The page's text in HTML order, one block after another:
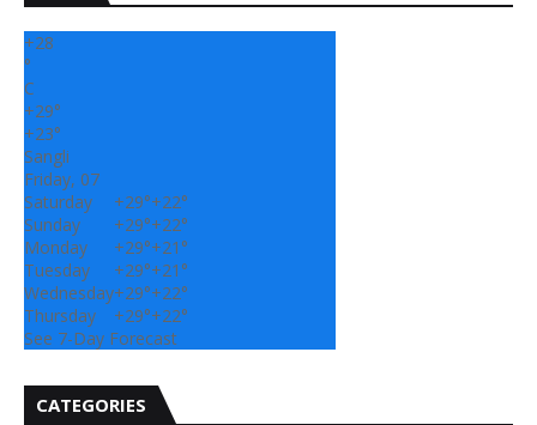
+28
°
C
+29°
+23°
Sangli
Friday, 07
Saturday
+29°+22°
Sunday
+29°+22°
Monday
+29°+21°
Tuesday
+29°+21°
Wednesday+29°+22°
Thursday
+29°+22°
See 7-Day Forecast
CATEGORIES